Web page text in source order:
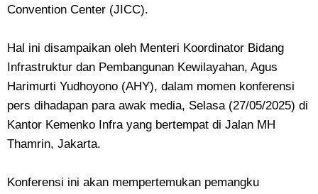
Convention Center (JICC).
Hal ini disampaikan oleh Menteri Koordinator Bidang
Infrastruktur dan Pembangunan Kewilayahan, Agus
Harimurti Yudhoyono (AHY), dalam momen konferensi
pers dihadapan para awak media, Selasa (27/05/2025) di
Kantor Kemenko Infra yang bertempat di Jalan MH
Thamrin, Jakarta.
Konferensi ini akan mempertemukan pemangku